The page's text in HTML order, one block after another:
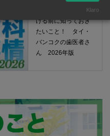
タイで歯科治療を受
ける前に知っておき
たいこと！ タイ・
バンコクの歯医者さ
ん 2026年版
Klaro